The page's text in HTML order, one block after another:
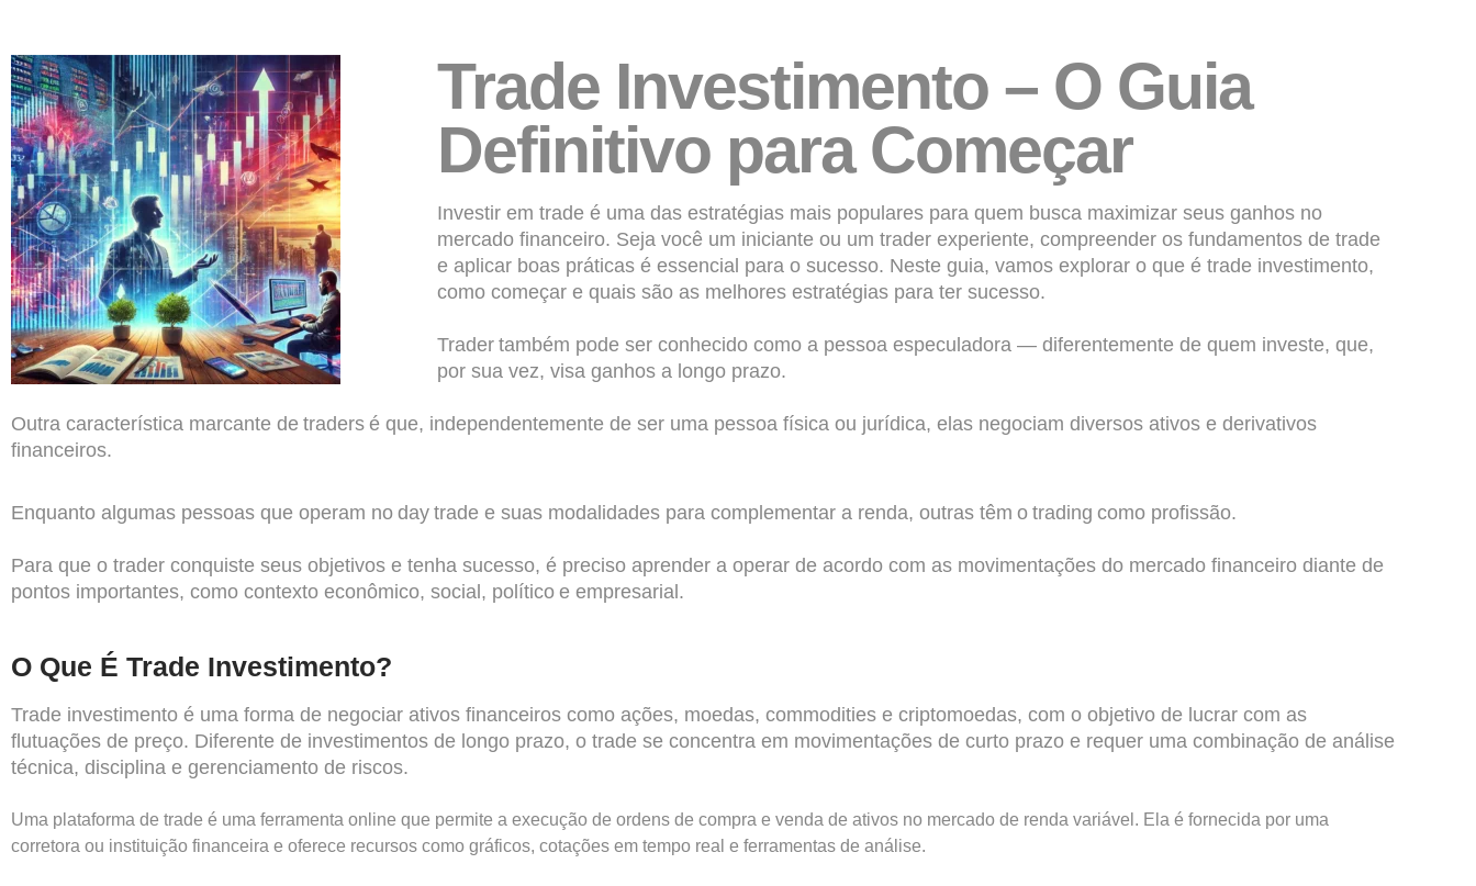
Trade Investimento – O Guia
Definitivo para Começar
Investir em trade é uma das estratégias mais populares para quem busca maximizar seus ganhos no
mercado financeiro. Seja você um iniciante ou umtrader experiente, compreender os fundamentos de trade
e aplicar boas práticas é essencial para o sucesso. Neste guia, vamos explorar o que étrade investimento,
como começar e quais são as melhores estratégias para ter sucesso.
Tradertambém pode ser conhecido como a pessoa especuladora — diferentemente de quem investe, que,
por sua vez, visa ganhos a longo prazo.
Outra característica marcante de traders é que, independentemente de ser uma pessoa física ou jurídica, elas negociam diversos ativos e derivativos
financeiros.
Enquanto algumas pessoas que operam no day trade e suas modalidades para complementar a renda, outras têm o trading como profissão.
Para que o trader conquiste seus objetivos e tenha sucesso, é preciso aprender a operar de acordo com as movimentações do mercado financeiro diante de
pontos importantes, como contexto econômico, social, político e empresarial.
O Que É Trade Investimento?
Trade investimento é uma forma de negociar ativos financeiros como ações, moedas, commodities e criptomoedas, com o objetivo de lucrar com as
flutuações de preço. Diferente de investimentos de longo prazo, o trade se concentra em movimentações de curto prazo e requer uma combinação de análise
técnica, disciplina e gerenciamento de riscos.
Uma plataforma de trade é uma ferramenta online que permite a execução de ordens de compra e venda de ativos no mercado de renda variável. Ela é fornecida por uma
corretora ou instituição financeira e oferece recursos como gráficos, cotações em tempo real e ferramentas de análise.